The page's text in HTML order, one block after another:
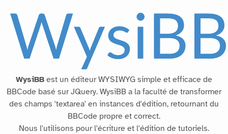
WysiBB est un éditeur WYSIWYG simple et efficace de
BBCode basé sur JQuery. WysiBB a la faculté de transformer
des champs 'textarea' en instances d'édition, retournant du
BBCode propre et correct.
Nous l'utilisons pour l'écriture et l'édition de tutoriels.